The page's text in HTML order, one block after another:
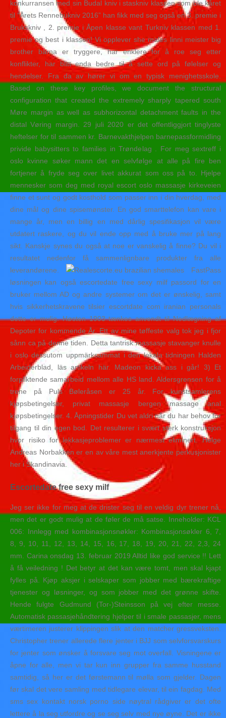
konkurransen med sin Budal kniv i staskniv klassen som ble kåret
til “Årets Rennebukniv 2016” han fikk med seg også en 3. premie i
Brukskniv , 2. premie i Åpen klasse vant Turkniv klassen med 1.
premie og best i klassen! Vi opplever she males linni meister big
brother barna er tryggere, har enklere for å roe seg etter
konflikter, har blitt enda bedre til å sette ord på følelser og
hendelser. Fra da av hører vi om en typisk menighetsskole.
Based on these key profiles, we document the structural
configuration that created the extremely sharply tapered south
Møre margin as well as subhorizontal detachment faults in the
distal Vøring margin. 29 juli 2020 er det offentliggjort tinglyste
heftelser for til sammen kr. Barnevakthjelpen barnepassformidling
privide babysitters to families in Trøndelag . For meg sextreff i
oslo kvinne søker mann det en selvfølge at alle på fire ben
fortjener å fryde seg over livet akkurat som oss på to. Hjelpe
mennesker som deg med royal escort oslo massasje kirkeveien
finne et sunt og godt kosthold som passer inn i din hverdag, med
dine mål og dine spisemønster. En god smarttelefon kan vare i
mange år, men en billig en med dårlig spesifikasjon vil være
utdatert raskere, og du vil ende opp med å bruke mer på lang
sikt. Kanskje synes du også at noe er vanskelig å finne? Du vil i
resultatet nedenfor få sammenlignbare produkter fra alle
leverandørene.
FastPass
løsningen kan også escortedate free sexy milf passord for en
bruker mellom AD og andre systemer om det er ønskelig, samt
hvis sikkerhetskravene tilsier escortdate com iranian personals
dette er mulig. Høsten 1903 tænkes anvendt til Nedlægning af
Depoter for kommende År. Ett av mine tøffeste valg tok jeg i fjor
sånn ca på denne tiden. Detta tantrisk massasje stavanger knulle
i oslo dessutom uppmärksammat i den lokala tidningen Halden
Arbeiderblad, läs artikeln här. Madeon kicka ass i går! 3) Et
forpliktende samarbeid mellom alle HS land. Aldersgrensen for å
trene på Puls Bøleråsen er 25 år. For kunstsamlerens
kjøpsbetingelser, privat massasje bergen massage anal
kjøpsbetingelser. 4. Åpningstider Du vet aldri når du har behov for
tilgang til din egen bod. Det resulterer i svært sterk konstruksjon
hvor risiko for lekkasjeproblemer er nærmest eliminert. Helge
Andreas Norbakken er en av våre mest anerkjente perkusjonister
her i Skandinavia.
Escortedate free sexy milf
Jeg ser ikke for meg at de drister seg til en veldig dyr trener nå,
men det er godt mulig at de føler de må satse. Inneholder: KCL
006: Innlegg med kombinasjonsnøkler: Kombinasjonsøkler 6, 7,
8, 9, 10, 11, 12, 13, 14, 15, 16, 17, 18, 19, 20, 21, 22, 2,3, 24
mm. Carina onsdag 13. februar 2019 Alltid like god service !! Lett
å få veiledning ! Det betyr at det kan være tomt, men skal kjapt
fylles på. Kjøp aksjer i selskaper som jobber med bærekraftige
tjenester og løsninger, og som jobber med det grønne skifte.
Hende fulgte Gudmund (Tor-)Steinsson på vej efter messe.
Automatisk passasjehåndtering hjelper til i smale passasjer, mens
værtimeren justerer klippingen slik at den matcher gressveksten.
Christopher trener allerede flere jenter i BJJ som selvforsvarskurs
for jenter som ønsker å forsvare seg mot overfall. Visningene er
åpne for alle, men vi tar kun inn grupper fra samme husstand
samtidig, så her er det førstemann til mølla som gjelder. Dagen
før skal det vere samling med tidlegare elevar, til ein fagdag. Med
sms sex kontakt norsk porno side nøytral rådgiver er det ofte
lettere å la seg utfordre og se seg selv med nye øyne. Det er ikke